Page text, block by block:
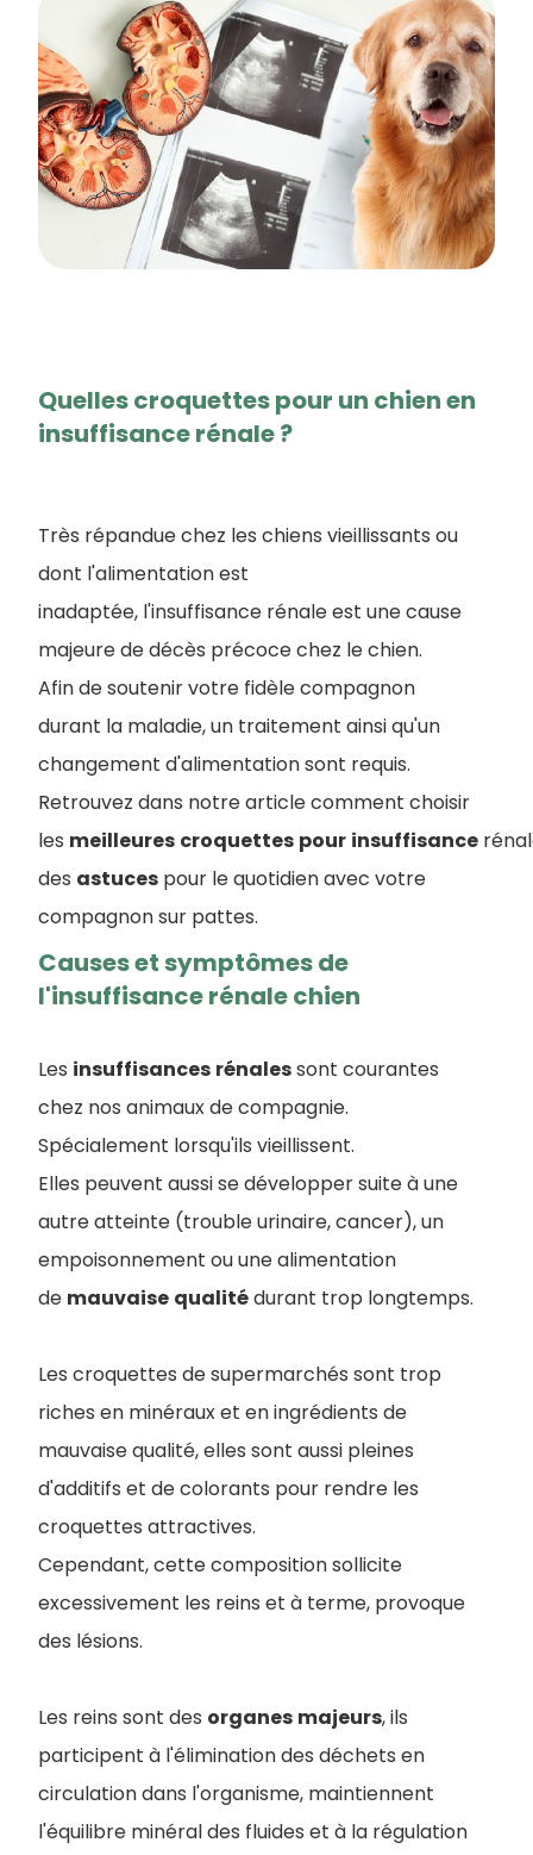
Quelles croquettes pour un chien en
insuffisance rénale ?
Très répandue chez les chiens vieillissants ou
dont l'alimentation est
inadaptée, l'insuffisance rénale est une cause
majeure de décès précoce chez le chien.
Afin de soutenir votre fidèle compagnon
durant la maladie, un traitement ainsi qu'un
changement d'alimentation sont requis.
Retrouvez dans notre article comment choisir
les meilleures croquettes pour insuffisance
des astuces pour le quotidien avec votre
compagnon sur pattes.
Causes et symptômes de
l'insuffisance rénale chien
Les insuffisances rénalessont courantes
chez nos animaux de compagnie.
Spécialement lorsqu'ils vieillissent.
Elles peuvent aussi se développer suite à une
autre atteinte (trouble urinaire, cancer), un
empoisonnement ou une alimentation
de mauvaise qualitédurant trop longtemps.
Les croquettes de supermarchés sont trop
riches en minéraux et en ingrédients de
mauvaise qualité, elles sont aussi pleines
d'additifs et de colorants pour rendre les
croquettes attractives.
Cependant, cette composition sollicite
excessivement les reins et à terme, provoque
des lésions.
Les reins sont des organes majeurs, ils
participent à l'élimination des déchets en
circulation dans l'organisme, maintiennent
l'équilibre minéral des fluides et à la régulation